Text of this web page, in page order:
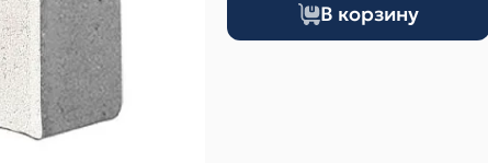
В корзину